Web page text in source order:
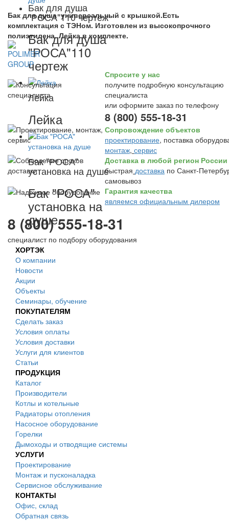
Бак для душа
"РОСА"110 чертеж
Бак для душа
"РОСА"110
чертеж
Лейка
Лейка
Бак "РОСА"
установка на душе
Бак "РОСА"
установка на
душе
Бак для душа универсальный с крышкой.Есть
комплектация с ТЭНом. Изготовлен из высокопрочного
полиэтилена. Лейка в комплекте.
Спросите у нас
получите подробную консультацию
специалиста
или оформите заказ по телефону
8 (800) 555-18-31
Сопровождение объектов
проектирование, поставка
монтаж, сервис
Доставка в любой регион России
быстрая доставка по Санкт-
самовывоз
Гарантия качества
являемся официальным дилером
8 (800) 555-18-31
специалист по подбору оборудования
ХОРТЭК
О компании
Новости
Акции
Объекты
Семинары, обучение
ПОКУПАТЕЛЯМ
Сделать заказ
Условия оплаты
Условия доставки
Услуги для клиентов
Статьи
ПРОДУКЦИЯ
Каталог
Производители
Котлы и котельные
Радиаторы отопления
Насосное оборудование
Горелки
Дымоходы и отводящие системы
УСЛУГИ
Проектирование
Монтаж и пусконаладка
Сервисное обслуживание
КОНТАКТЫ
Офис, склад
Обратная связь